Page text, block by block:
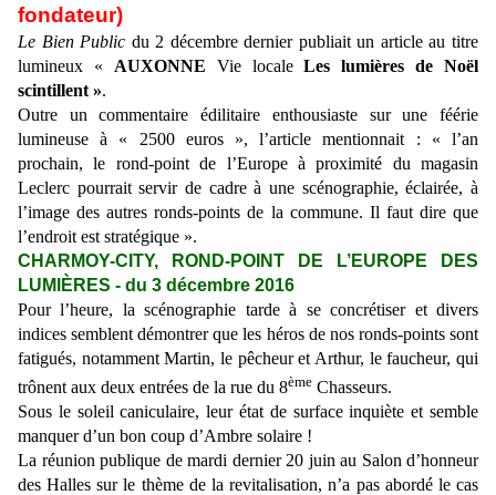
fondateur)
Le Bien Public du 2 décembre dernier publiait un article au titre
lumineux « AUXONNE Vie localeLes lumières de Noël
scintillent ».
Outre un commentaire édilitaire enthousiaste sur une féérie
lumineuse à « 2500 euros », l’article mentionnait : « l’an
prochain, le rond-point de l’Europe à proximité du magasin
Leclerc pourrait servir de cadre à une scénographie, éclairée, à
l’image des autres ronds-points de la commune. Il faut dire que
l’endroit est stratégique ».
CHARMOY-CITY, ROND-POINT DE L’EUROPE DES
LUMIÈRES - du 3 décembre 2016
Pour l’heure, la scénographie tarde à se concrétiser et divers
indices semblent démontrer que les héros de nos ronds-points sont
fatigués, notamment Martin, le pêcheur et Arthur, le faucheur, qui
trônent aux deux entrées de la rue du 8ème Chasseurs.
Sous le soleil caniculaire, leur état de surface inquiète et semble
manquer d’un bon coup d’Ambre solaire !
La réunion publique de mardi dernier 20 juin au Salon d’honneur
des Halles sur le thème de la revitalisation, n’a pas abordé le cas